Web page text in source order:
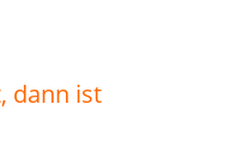
dann ist